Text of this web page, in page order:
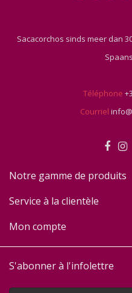
Sacacorchos sinds meer dan
Téléphone
Courriel
Notre gamme de produits
Service à la clientèle
Mon compte
S'abonner à l'infolettre